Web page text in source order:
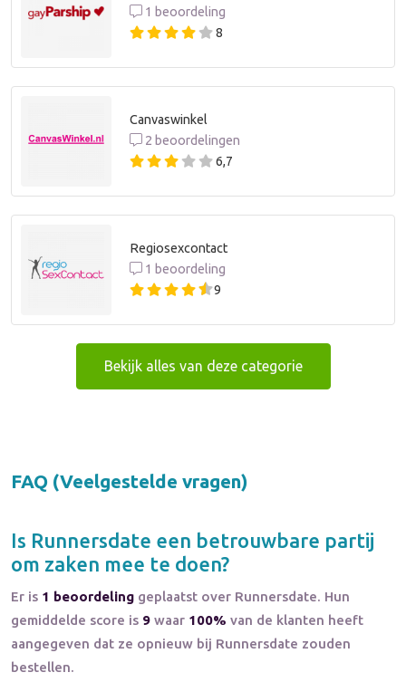
1 beoordeling
8
Canvaswinkel
2 beoordelingen
6,7
Regiosexcontact
1 beoordeling
9
Bekijk alles van deze categorie
FAQ (Veelgestelde vragen)
Is Runnersdate een betrouwbare partij
om zaken mee te doen?
Er is 1 beoordeling geplaatst over Runnersdate. Hun
gemiddelde score is 9 waar 100% van de klanten heeft
aangegeven dat ze opnieuw bij Runnersdate zouden
bestellen.